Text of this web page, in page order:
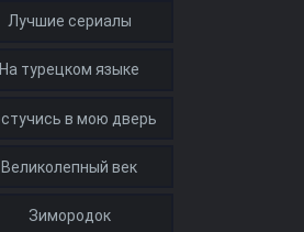
Лучшие сериалы
На турецком языке